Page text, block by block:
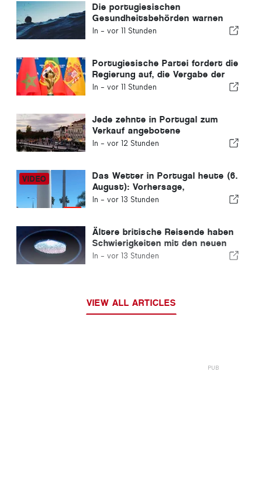
Die portugiesischen
Gesundheitsbehörden warnen
vor den Gefahren des Ertrinkens
In - vor 11 Stunden
Portugiesische Partei fordert die
Regierung auf, die Vergabe der
Fußball-WM 2030 an Marokko
In - vor 11 Stunden
Jede zehnte in Portugal zum
Verkauf angebotene
Wohnimmobilie wird in weniger
In - vor 12 Stunden
Das Wetter in Portugal heute (6.
August): Vorhersage,
Temperaturen und was Sie
In - vor 13 Stunden
Ältere britische Reisende haben
Schwierigkeiten mit den neuen
Fingerabdruckkontrollen der
In - vor 13 Stunden
VIEW ALL ARTICLES